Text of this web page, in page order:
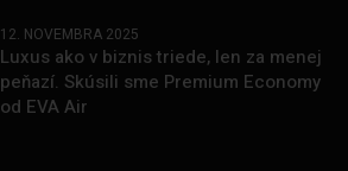
12. NOVEMBRA 2025
Luxus ako v biznis triede, len za menej
peňazí. Skúsili sme Premium Economy
od EVA Air